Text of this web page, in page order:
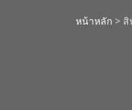
หน้าหลัก> สิ